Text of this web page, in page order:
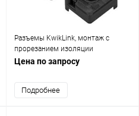
Разъемы KwikLink, монтаж с
прорезанием изоляции
Цена по запросу
Подробнее